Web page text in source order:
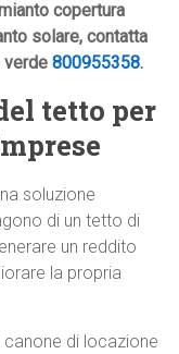
copertura
solare, contatta
verde800955358.
tetto per
soluzione
di un tetto di
un reddito
la propria
canone di locazione